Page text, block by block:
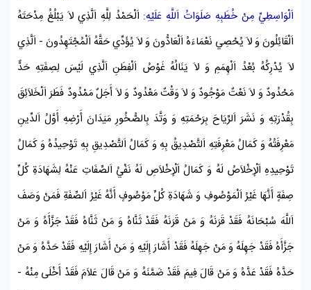
اَلْوَاسِطِيِّ مِنْ خُطَبِهِ صَلَوَاتُ اَللَّهِ عَلَيْهِ: اَلْحَمْدُ لِلَّهِ اَلَّذِي لاَ يَبْلُغُ مِدْحَتَهُ
اَلْقَائِلُونَ وَ لاَ يُحْصِي نَعْمَاءَهُ اَلْعَادُّونَ وَ لاَ يُؤَدِّي حَقَّهُ اَلْمُجْتَهِدُونَ - اَلَّذِي
لاَ يُدْرِكُهُ بُعْدُ اَلْهِمَمِ وَ لاَ يَنَالُهُ غَوْصُ اَلْفِطَنِ اَلَّذِي لَيْسَ لِصِفَتِهِ حَدٌّ
مَحْدُودٌ وَ لاَ نَعْتٌ مَوْجُودٌ وَ لاَ وَقْتٌ مَعْدُودٌ وَ لاَ أَجَلٌ مَمْدُودٌ فَطَرَ اَلْخَلاَئِقَ
بِقُدْرَتِهِ وَ نَشَرَ اَلرِّيَاحَ بِرَحْمَتِهِ وَ وَتَّدَ بِالصُّخُورِ مَيَدَانَ أَرْضِهِ أَوَّلُ اَلدِّينِ
مَعْرِفَتُهُ وَ كَمَالُ مَعْرِفَتِهِ اَلتَّصْدِيقُ بِهِ وَ كَمَالُ اَلتَّصْدِيقِ بِهِ تَوْحِيدُهُ وَ كَمَالُ
تَوْحِيدِهِ اَلْإِخْلاَصُ لَهُ وَ كَمَالُ اَلْإِخْلاَصِ لَهُ نَفْيُ اَلصِّفَاتِ عَنْهُ لِشَهَادَةِ كُلِّ
صِفَةٍ أَنَّهَا غَيْرُ اَلْمَوْصُوفِ وَ شَهَادَةِ كُلِّ مَوْصُوفٍ أَنَّهُ غَيْرُ اَلصِّفَةِ فَمَنْ وَصَفَ
اَللَّهَ سُبْحَانَهُ فَقَدْ قَرَنَهُ وَ مَنْ قَرَنَهُ فَقَدْ ثَنَّاهُ وَ مَنْ ثَنَّاهُ فَقَدْ جَزَّأَهُ وَ مَنْ
جَزَّأَهُ فَقَدْ جَهِلَهُ وَ مَنْ جَهِلَهُ فَقَدْ أَشَارَ إِلَيْهِ وَ مَنْ أَشَارَ إِلَيْهِ فَقَدْ حَدَّهُ وَ مَنْ
حَدَّهُ فَقَدْ عَدَّهُ وَ مَنْ قَالَ فِيمَ فَقَدْ ضَمَّنَهُ وَ مَنْ قَالَ عَلاَمَ فَقَدْ أَخْلَى مِنْهُ -